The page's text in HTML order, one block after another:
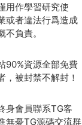
用作學習研究使
或者違法行爲造成
負責。
90%資源全部免費
，被封禁不解封！
身會員聯系TG客
無憂TG源碼交流群